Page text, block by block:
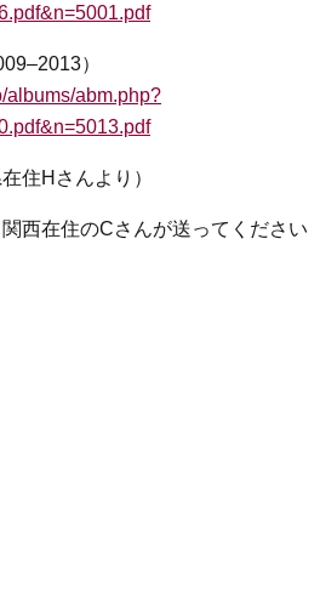
）
albums/abm.php?
住Hさんより）
西在住のCさんが送ってください